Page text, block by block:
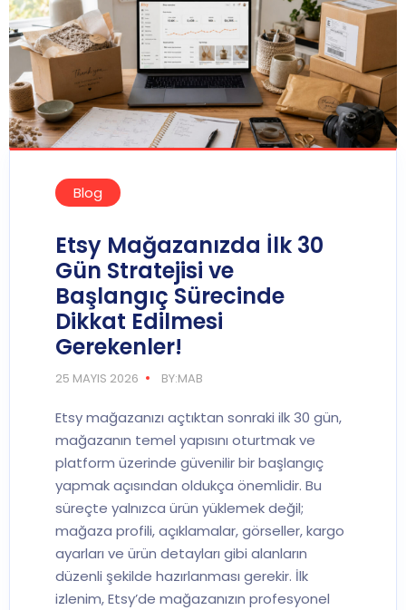
Blog
Etsy Mağazanızda İlk 30
Gün Stratejisi ve
Başlangıç Sürecinde
Dikkat Edilmesi
Gerekenler!
25 MAYIS 2026 BY:MAB
Etsy mağazanızı açtıktan sonraki ilk 30 gün,
mağazanın temel yapısını oturtmak ve
platform üzerinde güvenilir bir başlangıç
yapmak açısından oldukça önemlidir. Bu
süreçte yalnızca ürün yüklemek değil;
mağaza profili, açıklamalar, görseller, kargo
ayarları ve ürün detayları gibi alanların
düzenli şekilde hazırlanması gerekir. İlk
izlenim, Etsy’de mağazanızın profesyonel